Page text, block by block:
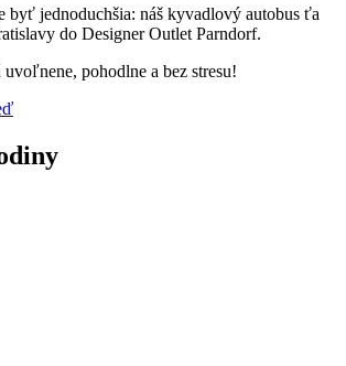
byť jednoduchšia: náš kyvadlový autobus ťa
do Designer Outlet Parndorf.
uvoľnene, pohodlne a bez stresu!